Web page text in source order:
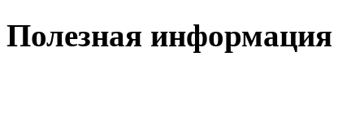
Полезная информация